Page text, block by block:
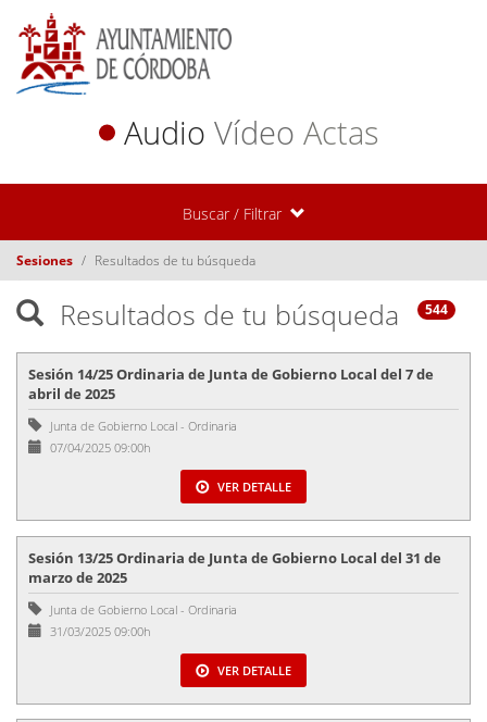
Audio Vídeo Actas
Buscar / Filtrar
Sesiones Resultados de tu búsqueda
Resultados de tu búsqueda 544
Sesión 14/25 Ordinaria de Junta de Gobierno Local del 7 de
abril de 2025
Junta de Gobierno Local - Ordinaria
07/04/2025 09:00h
VER DETALLE
Sesión 13/25 Ordinaria de Junta de Gobierno Local del 31 de
marzo de 2025
Junta de Gobierno Local - Ordinaria
31/03/2025 09:00h
VER DETALLE